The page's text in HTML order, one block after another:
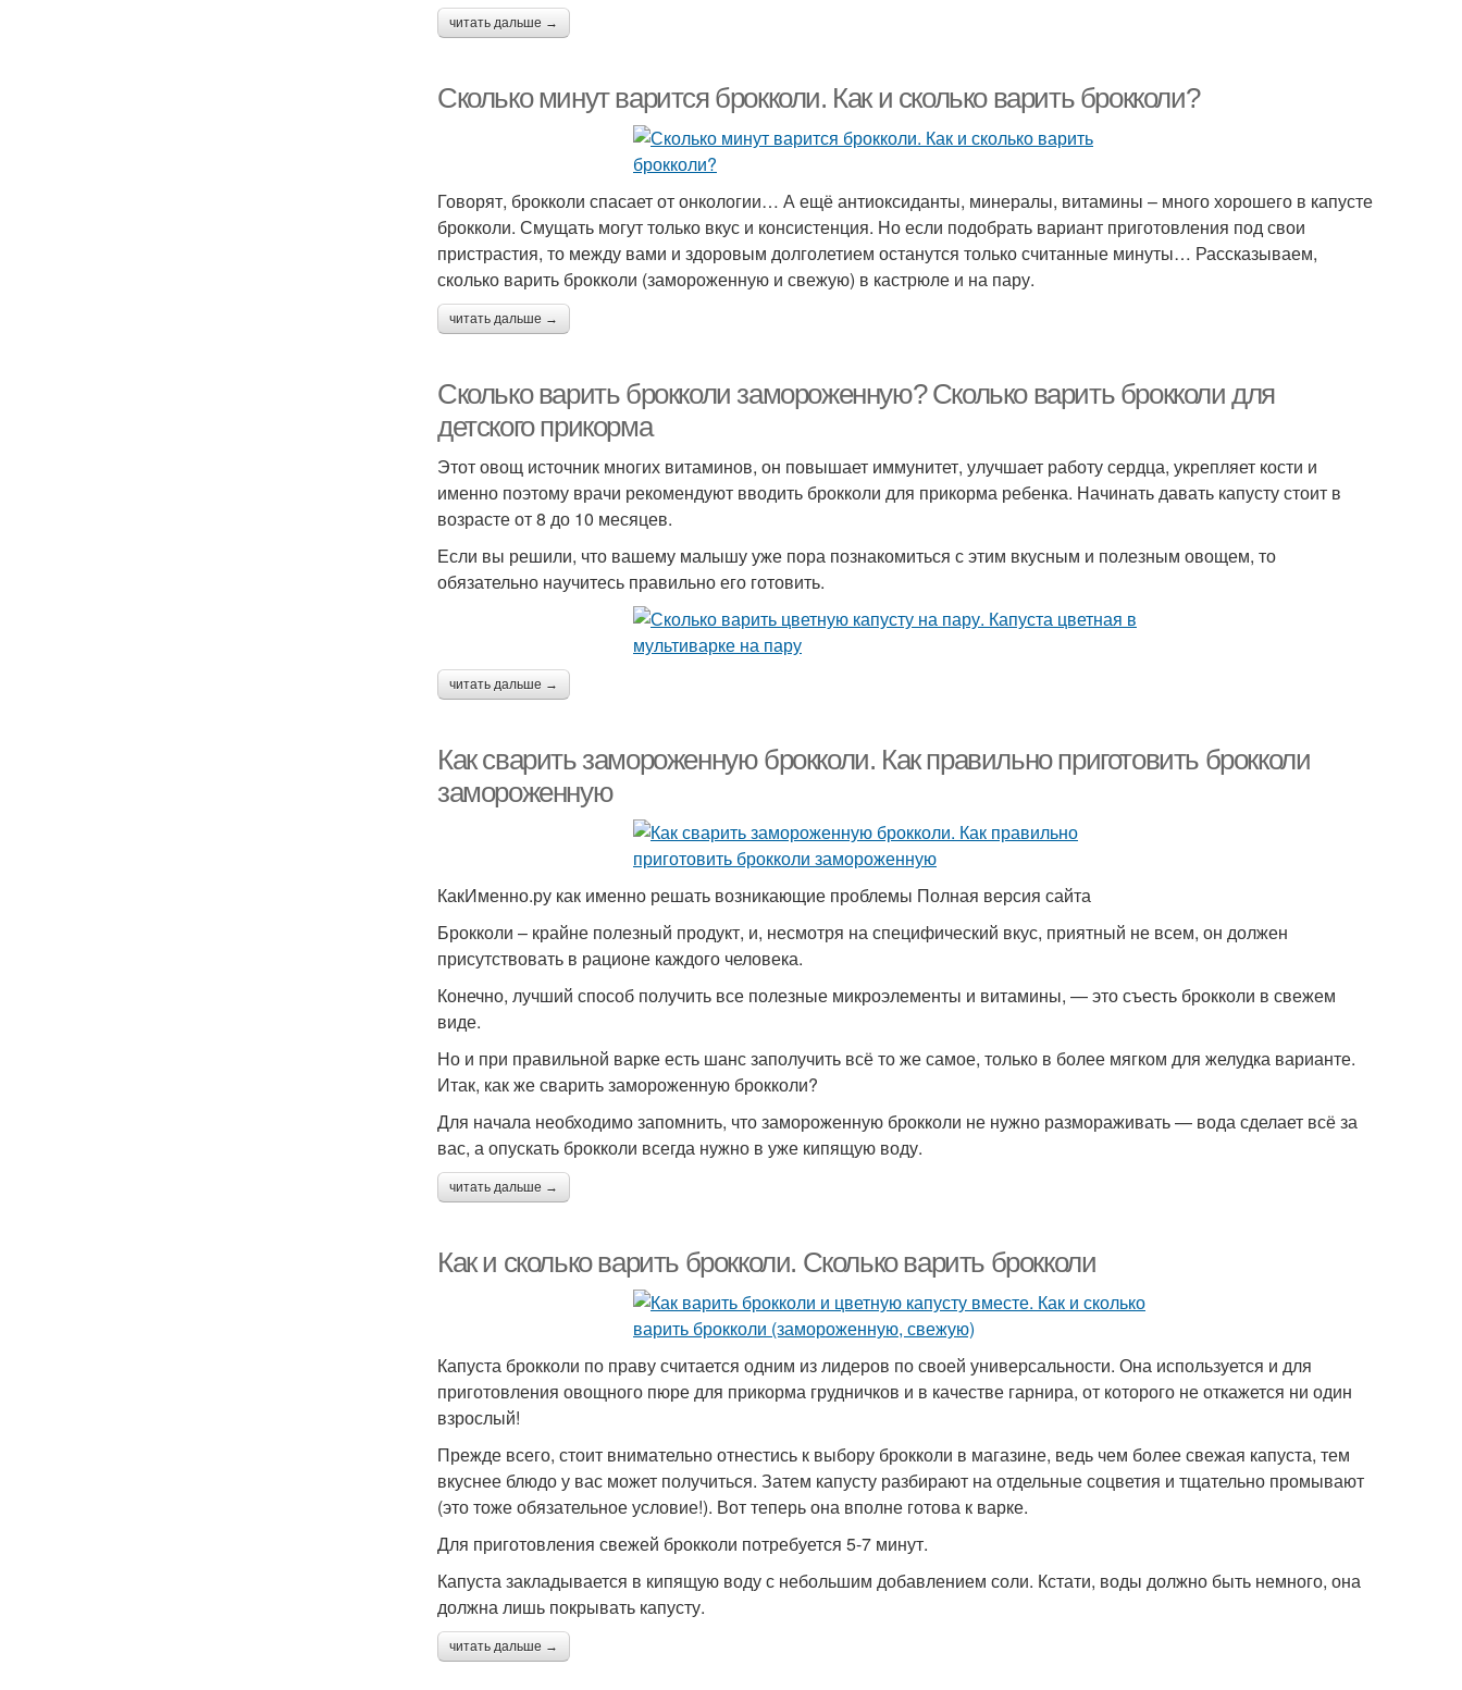
читать дальше →
Сколько минут варится брокколи. Как и сколько варить брокколи?
Говорят, брокколи спасает от онкологии… А ещё антиоксиданты, минералы, витамины – много хорошего в капусте
брокколи. Смущать могут только вкус и консистенция. Но если подобрать вариант приготовления под свои
пристрастия, то между вами и здоровым долголетием останутся только считанные минуты… Рассказываем,
сколько варить брокколи (замороженную и свежую) в кастрюле и на пару.
читать дальше →
Сколько варить брокколи замороженную? Сколько варить брокколи для
детского прикорма
Этот овощ источник многих витаминов, он повышает иммунитет, улучшает работу сердца, укрепляет кости и
именно поэтому врачи рекомендуют вводить брокколи для прикорма ребенка. Начинать давать капусту стоит в
возрасте от 8 до 10 месяцев.
Если вы решили, что вашему малышу уже пора познакомиться с этим вкусным и полезным овощем, то
обязательно научитесь правильно его готовить.
читать дальше →
Как сварить замороженную брокколи. Как правильно приготовить брокколи
замороженную
КакИменно.ру как именно решать возникающие проблемы Полная версия сайта
Брокколи – крайне полезный продукт, и, несмотря на специфический вкус, приятный не всем, он должен
присутствовать в рационе каждого человека.
Конечно, лучший способ получить все полезные микроэлементы и витамины, — это съесть брокколи в свежем
виде.
Но и при правильной варке есть шанс заполучить всё то же самое, только в более мягком для желудка варианте.
Итак, как же сварить замороженную брокколи?
Для начала необходимо запомнить, что замороженную брокколи не нужно размораживать — вода сделает всё за
вас, а опускать брокколи всегда нужно в уже кипящую воду.
читать дальше →
Как и сколько варить брокколи. Сколько варить брокколи
Капуста брокколи по праву считается одним из лидеров по своей универсальности. Она используется и для
приготовления овощного пюре для прикорма грудничков и в качестве гарнира, от которого не откажется ни один
взрослый!
Прежде всего, стоит внимательно отнестись к выбору брокколи в магазине, ведь чем более свежая капуста, тем
вкуснее блюдо у вас может получиться. Затем капусту разбирают на отдельные соцветия и тщательно промывают
(это тоже обязательное условие!). Вот теперь она вполне готова к варке.
Для приготовления свежей брокколи потребуется 5-7 минут.
Капуста закладывается в кипящую воду с небольшим добавлением соли. Кстати, воды должно быть немного, она
должна лишь покрывать капусту.
читать дальше →